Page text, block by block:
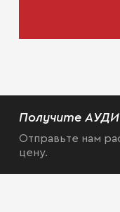
Получите
Отправьте нам
цену.